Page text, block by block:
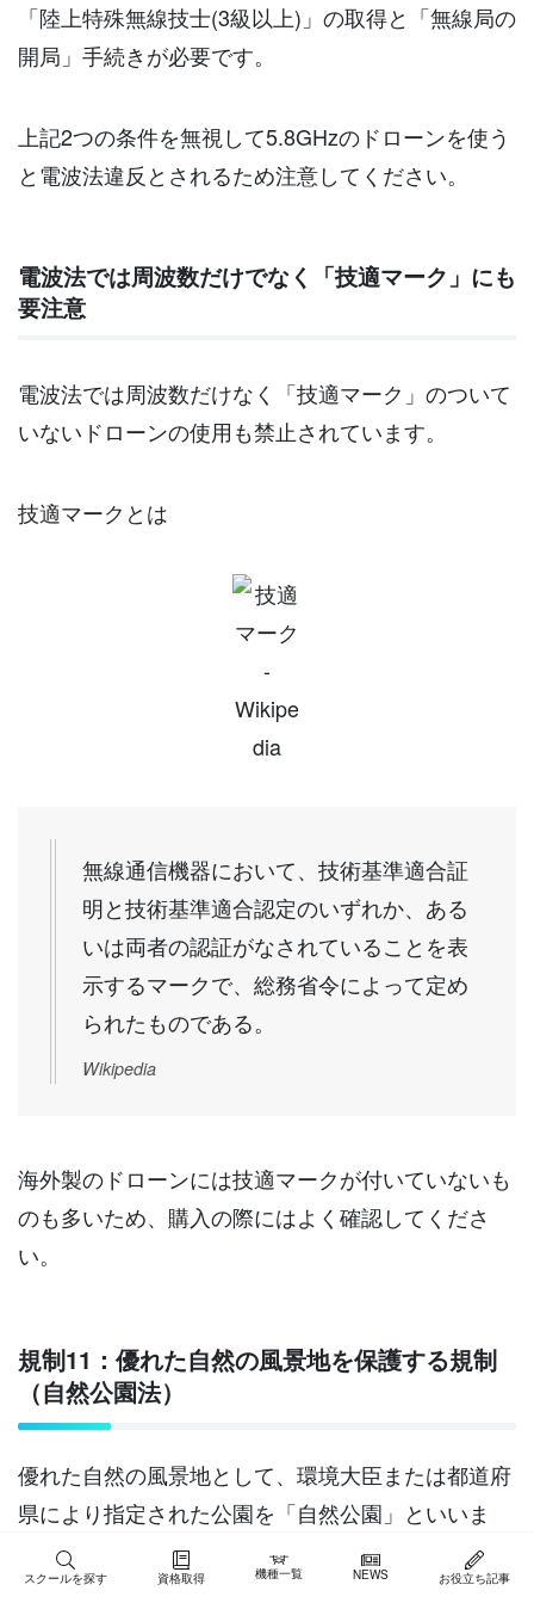
スクールを探す 資格取得 機種一覧 NEWS お役立ち記事
「陸上特殊無線技士(3級以上)」の取得と「無線局の
開局」手続きが必要です。
上記2つの条件を無視して5.8GHzのドローンを使う
と電波法違反とされるため注意してください。
電波法では周波数だけでなく「技適マーク」にも
要注意
電波法では周波数だけなく「技適マーク」のついて
いないドローンの使用も禁止されています。
技適マークとは
無線通信機器において、技術基準適合証
明と技術基準適合認定のいずれか、ある
いは両者の認証がなされていることを表
示するマークで、総務省令によって定め
られたものである。
Wikipedia
海外製のドローンには技適マークが付いていないも
のも多いため、購入の際にはよく確認してくださ
い。
規制11：優れた自然の風景地を保護する規制
（自然公園法）
優れた自然の風景地として、環境大臣または都道府
県により指定された公園を「自然公園」といいま
す。